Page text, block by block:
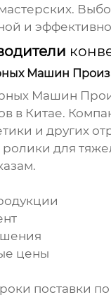
и
Машин
Машин
в Китае.
и других
для
цены
поставки